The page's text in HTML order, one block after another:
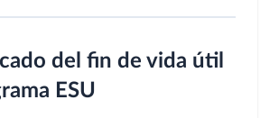
del fin de vida útil
ESU